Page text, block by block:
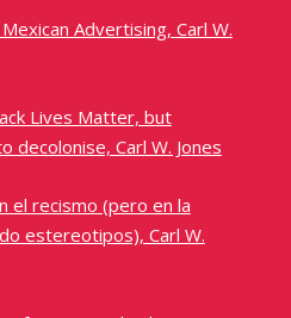
Advertising, Carl W.
Lives Matter, but
decolonise, Carl W. Jones
el recismo (pero en la
estereotipos), Carl W.